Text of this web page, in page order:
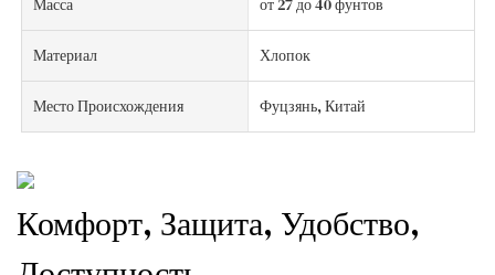
Масса от 27 до 40 фунтов
Материал Хлопок
Место Происхождения Фуцзянь, Китай
Комфорт, Защита, Удобство,